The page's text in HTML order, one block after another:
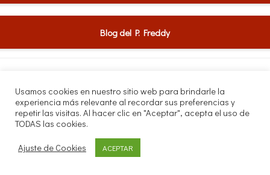
Blog del P. Freddy
Anterior
1 de julio | Lunes de la
Siguiente
Usamos cookies en nuestro sitio web para brindarle la
experiencia más relevante al recordar sus preferencias y
repetir las visitas. Al hacer clic en "Aceptar", acepta el uso de
TODAS las cookies.
Ajuste de Cookies ACEPTAR